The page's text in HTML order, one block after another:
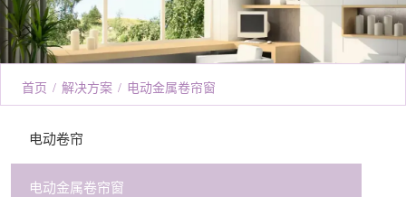
首页 / 解决方案 / 电动金属卷帘窗
电动卷帘
电动金属卷帘窗